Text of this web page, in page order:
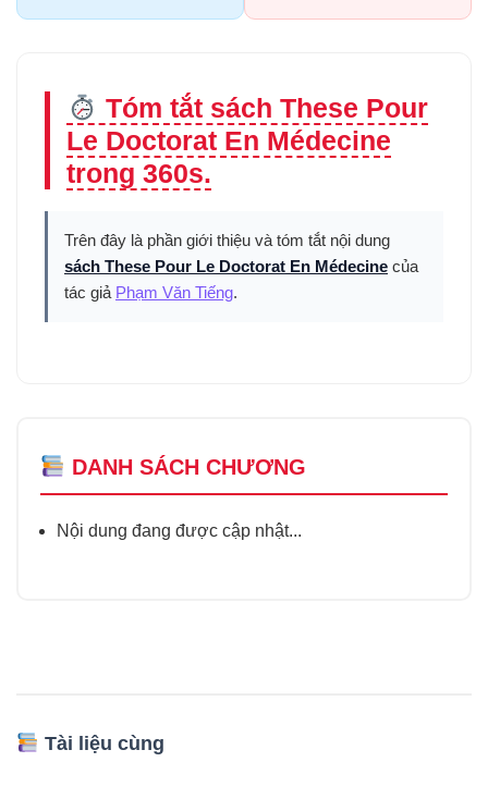
Tóm tắt sách These Pour
Le Doctorat En Médecine
trong 360s.
Trên đây là phần giới thiệu và tóm tắt nội dung
sách These Pour Le Doctorat En Médecine của
tác giả Phạm Văn Tiếng.
DANH SÁCH CHƯƠNG
Nội dung đang được cập nhật...
Tài liệu cùng